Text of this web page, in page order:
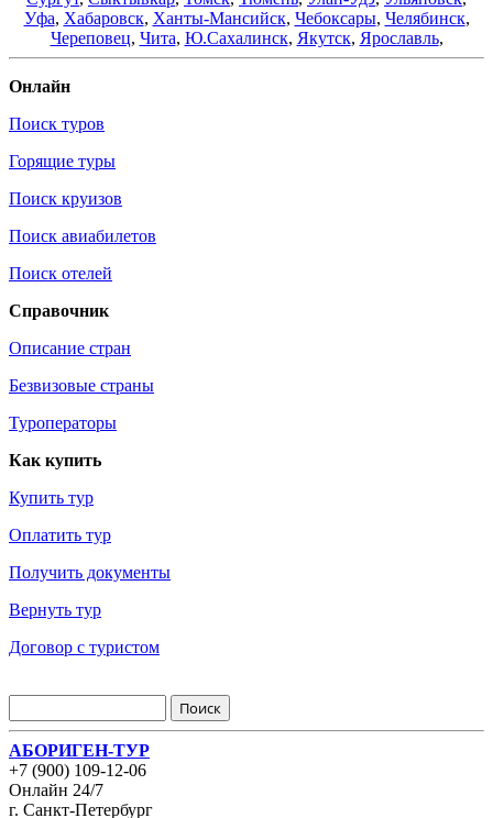
Уфа, Хабаровск, Ханты-Мансийск, Чебоксары, Челябинск,
Череповец, Чита, Ю.Сахалинск, Якутск, Ярославль,
Онлайн
Поиск туров
Горящие туры
Поиск круизов
Поиск авиабилетов
Поиск отелей
Справочник
Описание стран
Безвизовые страны
Туроператоры
Как купить
Купить тур
Оплатить тур
Получить документы
Вернуть тур
Договор с туристом
АБОРИГЕН-ТУР
+7 (900) 109-12-06
Онлайн 24/7
г. Санкт-Петербург